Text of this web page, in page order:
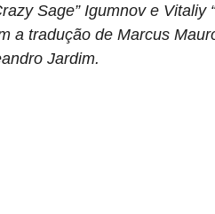
Sage” Igumnov e
a tradução de Marcus
Jardim.